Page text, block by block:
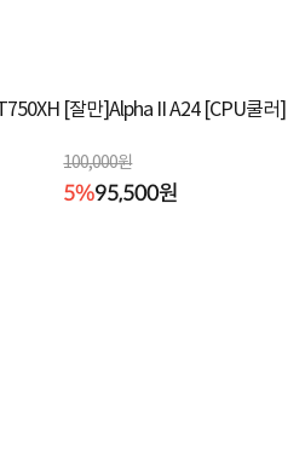
[잘만]Alpha II A24 [CPU쿨러]
100,000원
5%95,500원